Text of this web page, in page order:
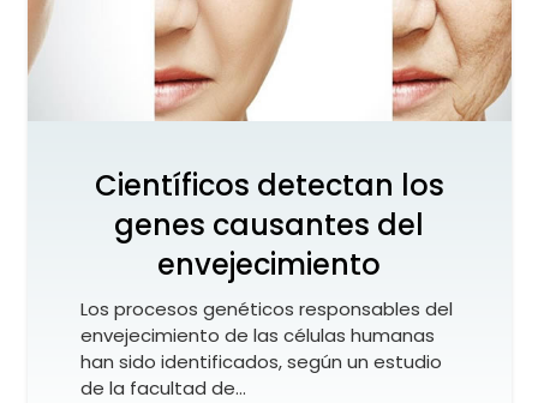
Científicos detectan los
genes causantes del
envejecimiento
Los procesos genéticos responsables del
envejecimiento de las células humanas
han sido identificados, según un estudio
de la facultad de…